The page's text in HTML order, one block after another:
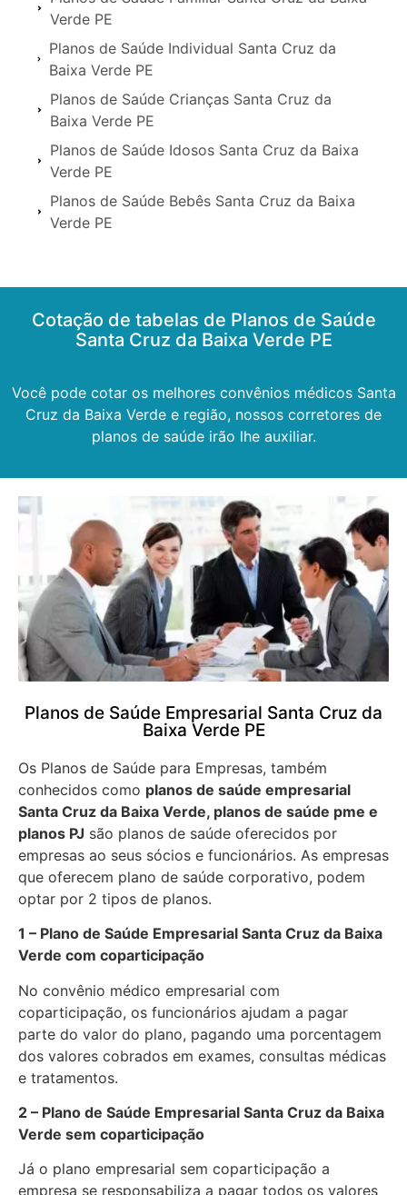
Verde PE
Planos de Saúde Individual Santa Cruz da
Baixa Verde PE
Planos de Saúde Crianças Santa Cruz da
Baixa Verde PE
Planos de Saúde Idosos Santa Cruz da Baixa
Verde PE
Planos de Saúde Bebês Santa Cruz da Baixa
Verde PE
Cotação de tabelas de Planos de Saúde
Santa Cruz da Baixa Verde PE
Você pode cotar os melhores convênios médicos Santa
Cruz da Baixa Verde e região, nossos corretores de
planos de saúde irão lhe auxiliar.
Planos de Saúde Empresarial Santa Cruz da
Baixa Verde PE
Os Planos de Saúde para Empresas, também
conhecidos como planos de saúde empresarial
Santa Cruz da Baixa Verde, planos de saúde pme e
planos PJ são planos de saúde oferecidos por
empresas ao seus sócios e funcionários. As empresas
que oferecem plano de saúde corporativo, podem
optar por 2 tipos de planos.
1 – Plano de Saúde Empresarial Santa Cruz da Baixa
Verde com coparticipação
No convênio médico empresarial com
coparticipação, os funcionários ajudam a pagar
parte do valor do plano, pagando uma porcentagem
dos valores cobrados em exames, consultas médicas
e tratamentos.
2 – Plano de Saúde Empresarial Santa Cruz da Baixa
Verde sem coparticipação
Já o plano empresarial sem coparticipação a
empresa se responsabiliza a pagar todos os valores